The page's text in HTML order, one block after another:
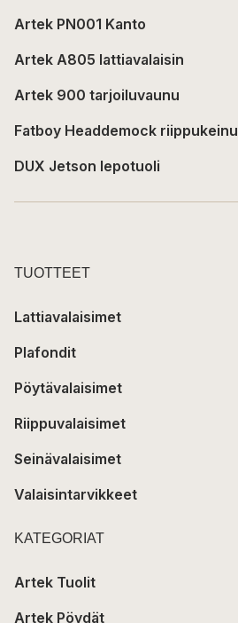
Artek PN001 Kanto
Artek A805 lattiavalaisin
Artek 900 tarjoiluvaunu
Fatboy Headdemock riippukeinu
DUX Jetson lepotuoli
TUOTTEET
Lattiavalaisimet
Plafondit
Pöytävalaisimet
Riippuvalaisimet
Seinävalaisimet
Valaisintarvikkeet
KATEGORIAT
Artek Tuolit
Artek Pöydät